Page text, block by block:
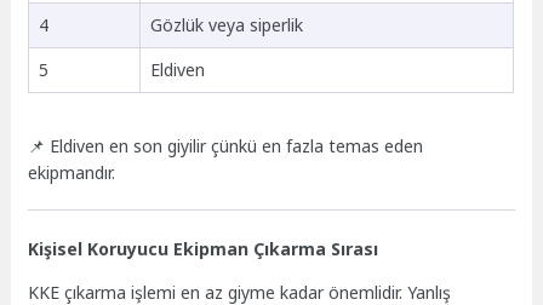
4
Gözlük veya siperlik
5
Eldiven
📌 Eldiven en son giyilir çünkü en fazla temas eden
ekipmandır.
Kişisel Koruyucu Ekipman Çıkarma Sırası
KKE çıkarma işlemi en az giyme kadar önemlidir. Yanlış